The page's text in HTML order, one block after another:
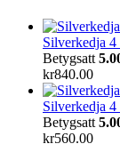
Silverkedja
Betygsatt
kr840.00
Silverkedja
Betygsatt
kr560.00